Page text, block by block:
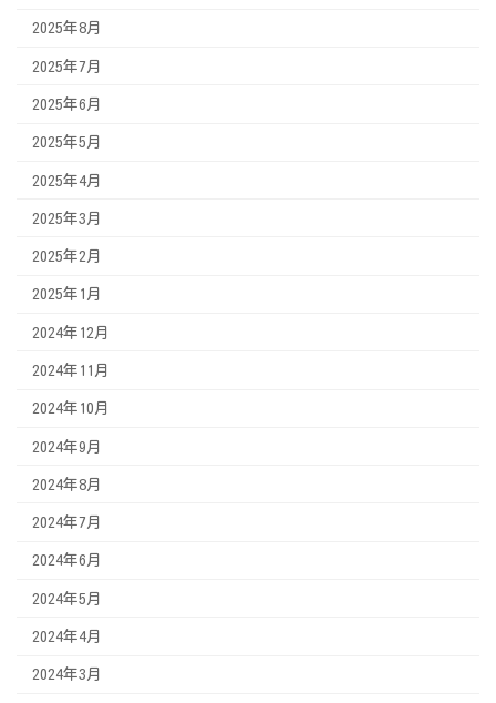
2025年8月
2025年7月
2025年6月
2025年5月
2025年4月
2025年3月
2025年2月
2025年1月
2024年12月
2024年11月
2024年10月
2024年9月
2024年8月
2024年7月
2024年6月
2024年5月
2024年4月
2024年3月